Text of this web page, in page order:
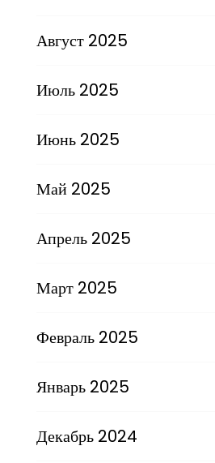
Август 2025
Июль 2025
Июнь 2025
Май 2025
Апрель 2025
Март 2025
Февраль 2025
Январь 2025
Декабрь 2024